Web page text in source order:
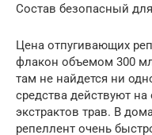
Состав безопасный
Цена отпугивающих
флакон объемом 300
там не найдется ни
средства действуют
экстрактов трав. В
репеллент очень